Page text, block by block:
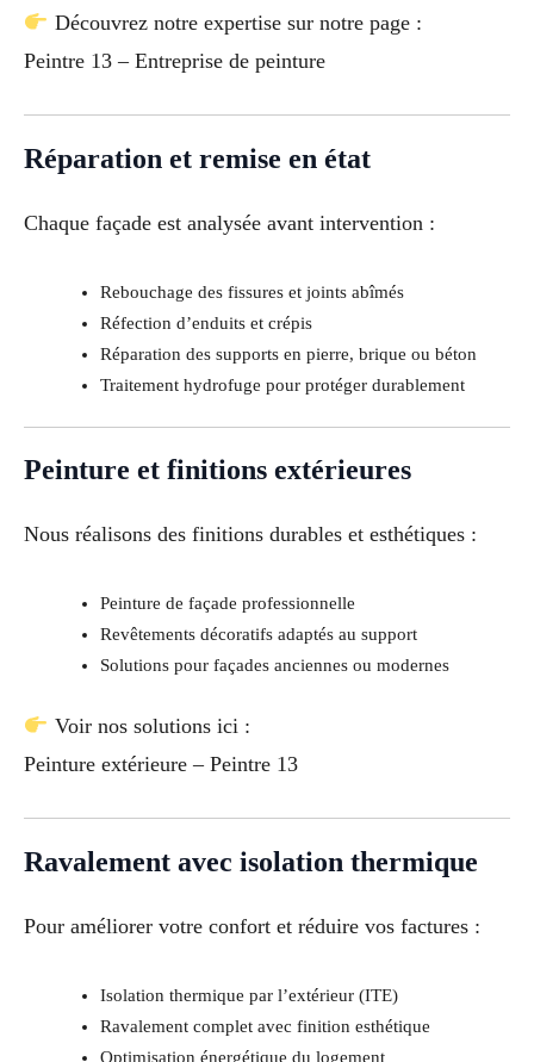
Découvrez notre expertise sur notre page :
Peintre 13 – Entreprise de peinture
Réparation et remise en état
Chaque façade est analysée avant intervention :
Rebouchage des fissures et joints abîmés
Réfection d’enduits et crépis
Réparation des supports en pierre, brique ou béton
Traitement hydrofuge pour protéger durablement
Peinture et finitions extérieures
Nous réalisons des finitions durables et esthétiques :
Peinture de façade professionnelle
Revêtements décoratifs adaptés au support
Solutions pour façades anciennes ou modernes
Voir nos solutions ici :
Peinture extérieure – Peintre 13
Ravalement avec isolation thermique
Pour améliorer votre confort et réduire vos factures :
Isolation thermique par l’extérieur (ITE)
Ravalement complet avec finition esthétique
Optimisation énergétique du logement